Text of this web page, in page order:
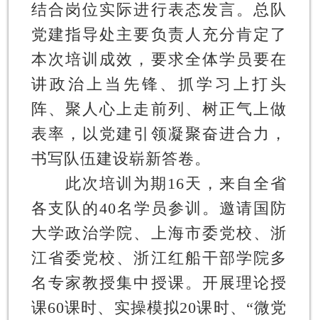
结合岗位实际进行表态发言。总队
党建指导处主要负责人充分肯定了
本次培训成效，要求全体学员要在
讲政治上当先锋、抓学习上打头
阵、聚人心上走前列、树正气上做
表率，以党建引领凝聚奋进合力，
书写队伍建设崭新答卷。
此次培训为期16天，来自全省
各支队的40名学员参训。邀请国防
大学政治学院、上海市委党校、浙
江省委党校、浙江红船干部学院多
名专家教授集中授课。开展理论授
课60课时、实操模拟20课时、“微党